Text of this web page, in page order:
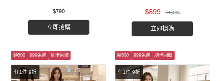
$790
立即搶購
$899 $1,498
立即搶購
任1件 9折
領500 999免運 刷卡回饋
任1件 9折
領500 999免運 刷卡回饋